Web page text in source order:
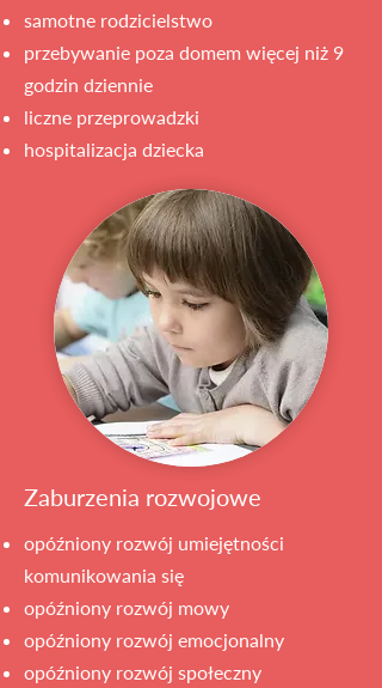
samotne rodzicielstwo
przebywanie poza domem więcej niż 9
godzin dziennie
liczne przeprowadzki
hospitalizacja dziecka
Zaburzenia rozwojowe
opóźniony rozwój umiejętności
komunikowania się
opóźniony rozwój mowy
opóźniony rozwój emocjonalny
opóźniony rozwój społeczny